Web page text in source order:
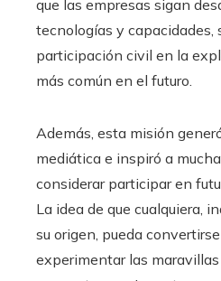
que las empresas sigan
tecnologías y capacidades,
participación civil en la
más común en el futuro.
Además, esta misión
mediática e inspiró a
considerar participar en
La idea de que cualquiera,
su origen, pueda
experimentar las